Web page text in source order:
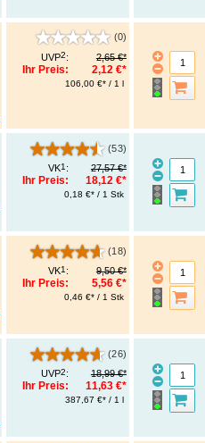
(0)
UVP2: 2,65 €*
Ihr Preis: 2,12 €*
106,00 €* / 1 l
(53)
VK1 : 27,57 €*
Ihr Preis: 18,12 €*
0,18 €* / 1 Stk
(18)
VK1 : 9,50 €*
Ihr Preis: 5,56 €*
0,46 €* / 1 Stk
(26)
UVP2: 18,99 €*
Ihr Preis: 11,63 €*
387,67 €* / 1 l